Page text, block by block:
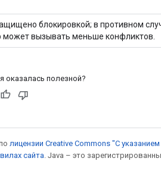
блокировкой; в противном
может вызывать меньше конфликтов.
оказалась полезной?
лицензии Creative Commons "С
сайта . Java – это